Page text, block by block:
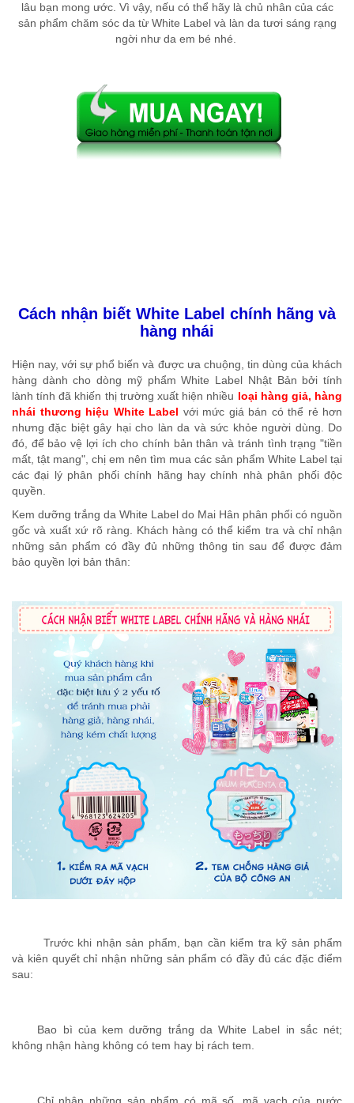
lâu bạn mong ước. Vì vậy, nếu có thể hãy là chủ nhân của các
sản phẩm chăm sóc da từ White Label và làn da tươi sáng rạng
ngời như da em bé nhé.
Cách nhận biết White Label chính hãng và
hàng nhái
Hiện nay, với sự phổ biến và được ưa chuộng, tin dùng của khách
hàng dành cho dòng mỹ phẩm White Label Nhật Bản bởi tính
lành tính đã khiến thị trường xuất hiện nhiều loại hàng giả, hàng
nhái thương hiệu White Label với mức giá bán có thể rẻ hơn
nhưng đặc biệt gây hại cho làn da và sức khỏe người dùng. Do
đó, để bảo vệ lợi ích cho chính bản thân và tránh tình trạng "tiền
mất, tật mang", chị em nên tìm mua các sản phẩm White Label tại
các đại lý phân phối chính hãng hay chính nhà phân phối độc
quyền.
Kem dưỡng trắng da White Label do Mai Hân phân phối có nguồn
gốc và xuất xứ rõ ràng. Khách hàng có thể kiểm tra và chỉ nhận
những sản phẩm có đầy đủ những thông tin sau để được đảm
bảo quyền lợi bản thân:
Trước khi nhận sản phẩm, bạn cần kiểm tra kỹ sản phẩm
và kiên quyết chỉ nhận những sản phẩm có đầy đủ các đặc điểm
sau:
Bao bì của kem dưỡng trắng da White Label in sắc nét;
không nhận hàng không có tem hay bị rách tem.
Chỉ nhận những sản phẩm có mã số, mã vạch của nước